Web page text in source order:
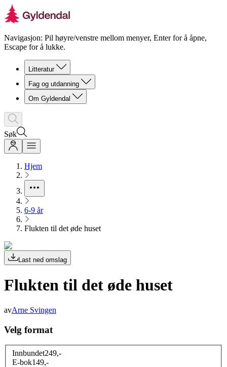
Navigasjon: Pil høyre/venstre mellom menyer, Enter for å åpne,
Escape for å lukke.
Litteratur
Fag og utdanning
Om Gyldendal
Søk
Hjem
6-9 år
Flukten til det øde huset
Last ned omslag
Flukten til det øde huset
avArne Svingen
Velg format
Innbundet249,-
E-bok149,-